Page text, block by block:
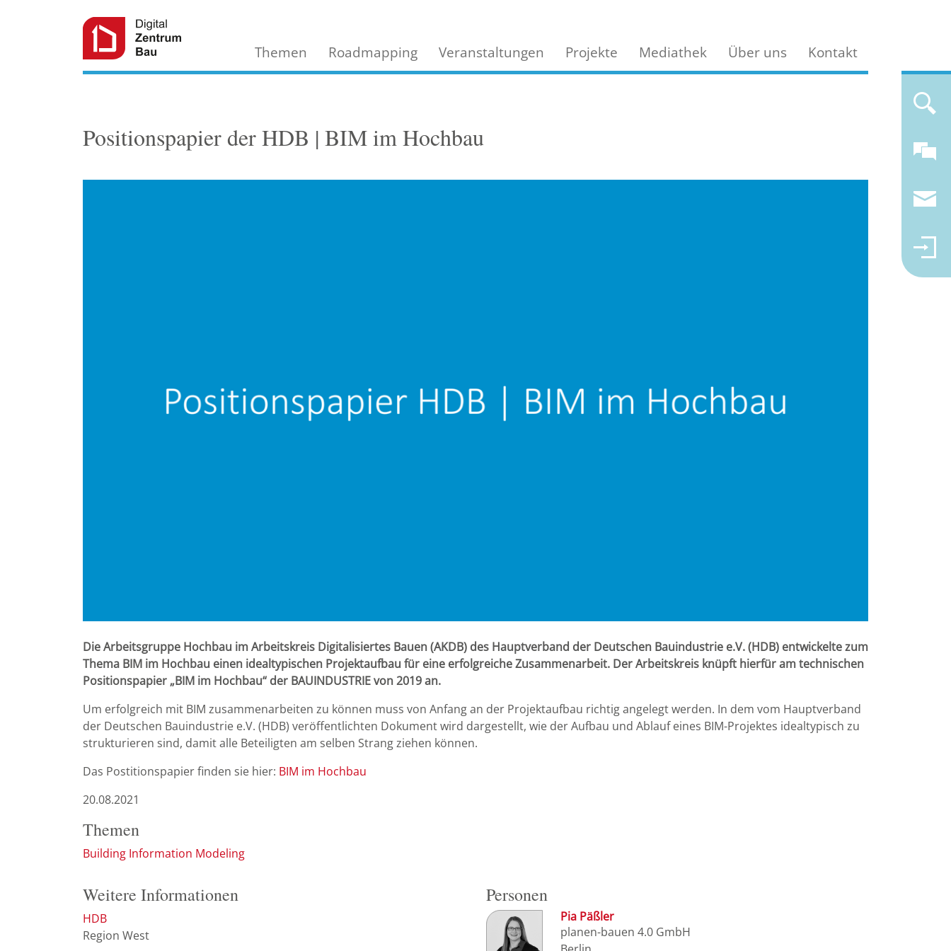
Themen Roadmapping Veranstaltungen Projekte Mediathek Über uns Kontakt
Positionspapier der HDB | BIM im Hochbau
Die Arbeitsgruppe Hochbau im Arbeitskreis Digitalisiertes Bauen (AKDB) des Hauptverband der Deutschen Bauindustrie e.V. (HDB) entwickelte zum
Thema BIM im Hochbau einen idealtypischen Projektaufbau für eine erfolgreiche Zusammenarbeit. Der Arbeitskreis knüpft hierfür am technischen
Positionspapier „BIM im Hochbau“ der BAUINDUSTRIE von 2019 an.
Um erfolgreich mit BIM zusammenarbeiten zu können muss von Anfang an der Projektaufbau richtig angelegt werden. In dem vom Hauptverband
der Deutschen Bauindustrie e.V. (HDB) veröffentlichten Dokument wird dargestellt, wie der Aufbau und Ablauf eines BIM-Projektes idealtypisch zu
strukturieren sind, damit alle Beteiligten am selben Strang ziehen können.
Das Postitionspapier finden sie hier: BIM im Hochbau
20.08.2021
Themen
Building Information Modeling
Weitere Informationen
HDB
Region West
Personen
Pia Päßler
planen-bauen 4.0 GmbH